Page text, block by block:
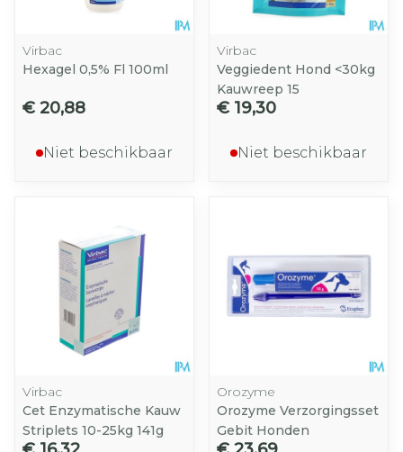
Virbac
Hexagel 0,5% Fl 100ml
€ 20,88
Niet beschikbaar
Virbac
Veggiedent Hond <30kg
Kauwreep 15
€ 19,30
Niet beschikbaar
Virbac
Cet Enzymatische Kauw
Striplets 10-25kg 141g
Orozyme
Orozyme Verzorgingsset
Gebit Honden